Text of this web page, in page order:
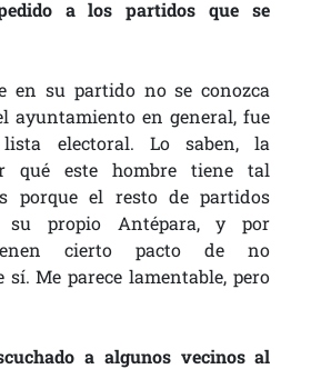
a los partidos que se
en su partido no se conozca
ayuntamiento en general, fue
electoral. Lo saben, la
qué este hombre tiene tal
porque el resto de partidos
su propio Antépara, y por
cierto pacto de no
Me parece lamentable, pero
a algunos vecinos al